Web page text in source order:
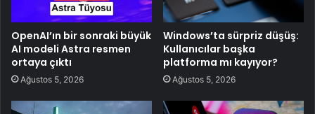
OpenAI’ın bir sonraki büyük
AI modeli Astra resmen
ortaya çıktı
Ağustos 5, 2026
Windows’ta sürpriz düşüş:
Kullanıcılar başka
platforma mı kayıyor?
Ağustos 5, 2026